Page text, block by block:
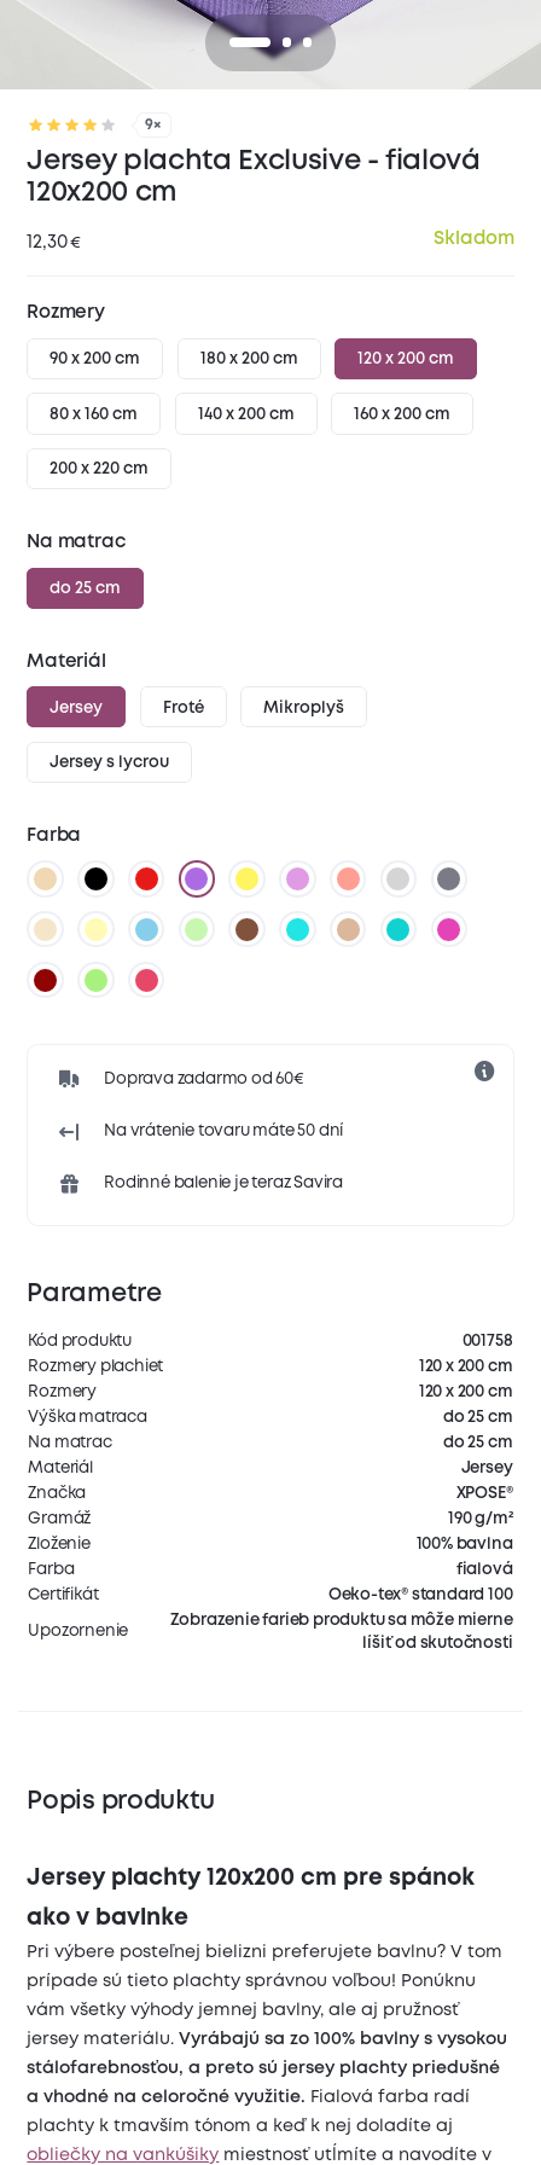
9×
Jersey plachta Exclusive - fialová
120x200 cm
12,30€ Skladom
Rozmery
90 x 200 cm 180 x 200 cm 120 x 200 cm
80 x 160 cm 140 x 200 cm 160 x 200 cm
200 x 220 cm
Na matrac
do 25 cm
Materiál
Jersey Froté Mikroplyš
Jersey s lycrou
Farba
Doprava zadarmo od 60€
Na vrátenie tovaru máte 50 dní
Rodinné balenie je teraz Savira
Parametre
Kód produktu
001758
Rozmery plachiet
120 x 200 cm
Rozmery
120 x 200 cm
Výška matraca
do 25 cm
Na matrac
do 25 cm
Materiál
Jersey
Značka
XPOSE®
Gramáž
190 g/m²
Zloženie
100% bavlna
Farba
fialová
Certifikát
Oeko-tex® standard 100
Upozornenie
Zobrazenie farieb produktu sa môže mierne
líšiť od skutočnosti
Popis produktu
Jersey plachty 120x200 cm pre spánok
ako v bavlnke
Pri výbere posteľnej bielizni preferujete bavlnu? V tom
prípade sú tieto plachty správnou voľbou! Ponúknu
vám všetky výhody jemnej bavlny, ale aj pružnosť
jersey materiálu.Vyrábajú sa zo 100% bavlny s vysokou
stálofarebnosťou, a preto sú jersey plachty priedušné
a vhodné na celoročné využitie. Fialová farba radí
plachty k tmavším tónom a keď k nej doladíte aj
obliečky na vankúšiky miestnosť utĺmíte a navodíte v